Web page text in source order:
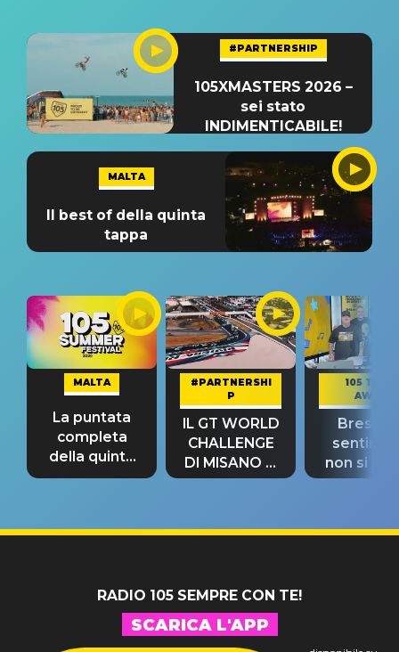
#PARTNERSHIP
105XMASTERS 2026 –
sei stato
INDIMENTICABILE!
MALTA
Il best of della quinta
tappa
MALTA
La puntata
completa
della quinta
tappa
#PARTNERSHI
P
IL GT WORLD
CHALLENGE
DI MISANO si
riconferma
105 TAKE
AWAY
Bresh:
non si
fino alla
RADIO 105 SEMPRE CON TE!
SCARICA L'APP